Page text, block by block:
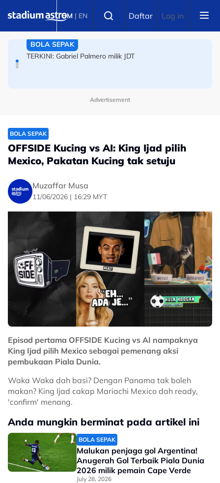
BM | EN Daftar Log in
Stadium Cheras cetus kontroversi
BOLA SEPAK
TERKINI: Gabriel Palmero milik JDT
Advertisement
BOLA SEPAK
OFFSIDE Kucing vs AI: King Ijad pilih
Mexico, Pakatan Kucing tak setuju
Muzaffar Musa
11/06/2026 | 16:29 MYT
Episod pertama OFFSIDE Kucing vs AI nampaknya
King Ijad pilih Mexico sebagai pemenang aksi
pembukaan Piala Dunia.
Waka Waka dah basi? Dengan Panama tak boleh
makan? King Ijad cakap Mariachi Mexico dah ready,
'confirm' menang.
Anda mungkin berminat pada artikel ini
BOLA SEPAK
Malukan penjaga gol Argentina!
Anugerah Gol Terbaik Piala Dunia
2026 milik pemain Cape Verde
July 28, 2026